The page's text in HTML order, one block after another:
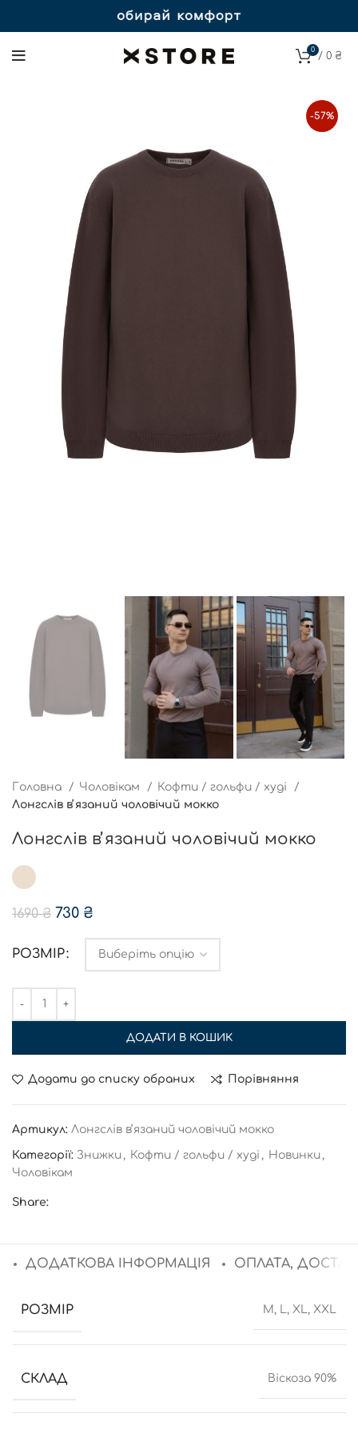
0
/ 0 ₴
-57%
Головна Чоловікам
Кофти / гольфи / худі
Лонгслів вʼязаний чоловічий мокко
Лонгслів вʼязаний чоловічий мокко
1690₴ 730 ₴
РОЗМІР
ДОДАТИ В КОШИК
Додати до списку обраних Порівняння
Артикул: Лонгслів вʼязаний чоловічий мокко
Категорії: Знижки , Кофти / гольфи / худі , Новинки ,
Чоловікам
Share:
ДОДАТКОВА ІНФОРМАЦІЯ ОПЛАТА,
РОЗМІР M, L, XL, XXL
СКЛАД Віскоза 90%